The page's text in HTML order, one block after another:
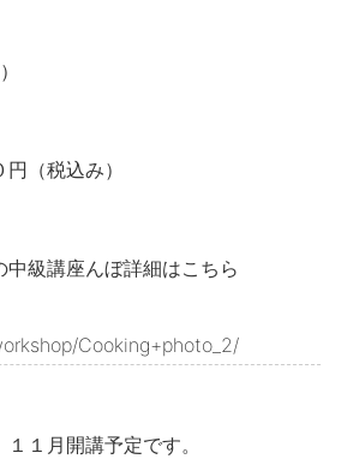
（税込み）
中級講座んぼ詳細はこちら
Cooking+photo_2/
１月開講予定です。